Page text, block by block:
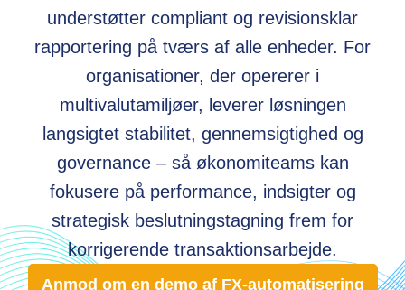
understøtter compliant og revisionsklar
rapportering på tværs af alle enheder. For
organisationer, der opererer i
multivalutamiljøer, leverer løsningen
langsigtet stabilitet, gennemsigtighed og
governance – så økonomiteams kan
fokusere på performance, indsigter og
strategisk beslutningstagning frem for
korrigerende transaktionsarbejde.
Anmod om en demo af FX-automatisering